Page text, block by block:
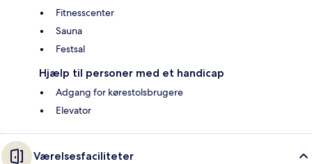
Fitnesscenter
Sauna
Festsal
Hjælp til personer med et handicap
Adgang for kørestolsbrugere
Elevator
Værelsesfaciliteter